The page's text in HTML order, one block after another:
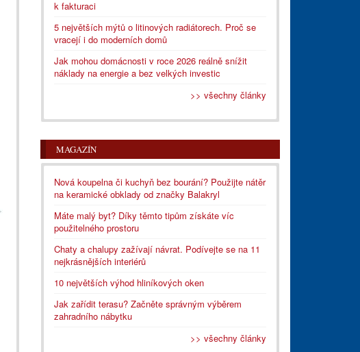
k fakturaci
5 největších mýtů o litinových radiátorech. Proč se
vracejí i do moderních domů
Jak mohou domácnosti v roce 2026 reálně snížit
náklady na energie a bez velkých investic
>> všechny články
MAGAZÍN
Nová koupelna či kuchyň bez bourání? Použijte nátěr
na keramické obklady od značky Balakryl
Máte malý byt? Díky těmto tipům získáte víc
použitelného prostoru
Chaty a chalupy zažívají návrat. Podívejte se na 11
nejkrásnějších interiérů
10 největších výhod hliníkových oken
Jak zařídit terasu? Začněte správným výběrem
zahradního nábytku
>> všechny články